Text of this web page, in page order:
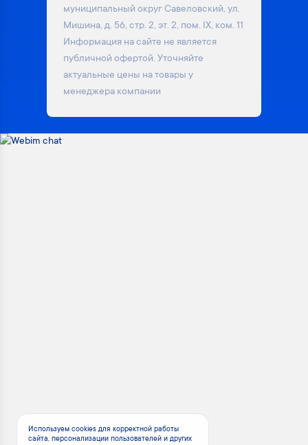
муниципальный округ Савеловский, ул.
Мишина, д. 56, стр. 2, эт. 2, пом. IX, ком. 11
Информация на сайте не является
публичной офертой. Уточняйте
актуальные цены на товары у
менеджера компании
Используем cookies для корректной работы
сайта, персонализации пользователей и других